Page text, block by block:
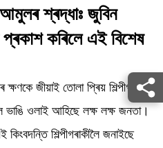
আমুলৰ শ্ৰদ্ধাঃ জুবিন
প্ৰকাশ কৰিলে এই বিশেষ
জীয়াই তোলা প্ৰিয় শিল্পীগৰাকীৰ
ভাঙি ওলাই আহিছে লক্ষ লক্ষ জনতা।
শিল্পীগৰাকীলৈ জনাইছে